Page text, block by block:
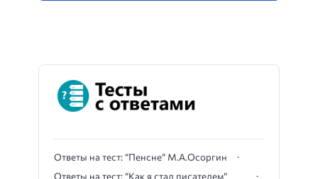
Ответы на тест: “Пенсне” М.А.Осоргин
Ответы на тест: “Как я стал писателем”